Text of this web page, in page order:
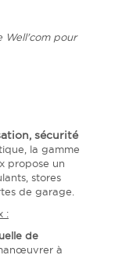
Well'com pour
sécurité
la gamme
propose un
stores
de garage.
:
de
à